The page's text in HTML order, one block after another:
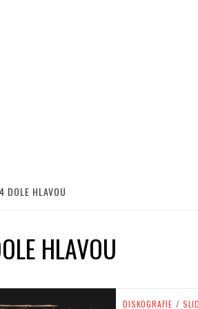
DOLE HLAVOU
HLAVOU
DISKOGRAFIE /